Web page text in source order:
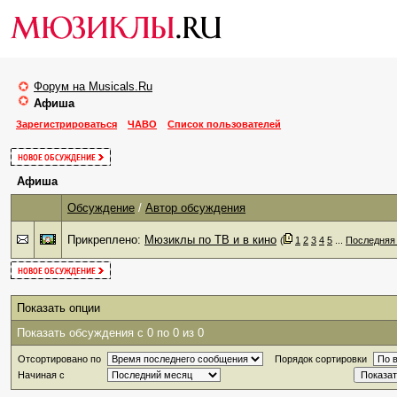
Форум на Musicals.Ru
Афиша
Зарегистрироваться
ЧАВО Список пользователей
Афиша
Обсуждение / Автор обсуждения
Прикреплено: Мюзиклы по ТВ и в кино ( 1 2 3 4 5 Последняя
Показать опции
Показать обсуждения с 0 по 0 из 0
Отсортировано по
Порядок сортировки
Начиная с